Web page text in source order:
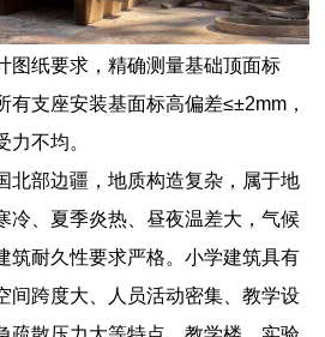
图纸要求，精确测量基础顶面标
有支座安装基面标高偏差≤±2mm，
力不均。
北部边疆，地质构造复杂，属于地
冷、夏季炎热、昼夜温差大，气候
筑耐久性要求严格。小学建筑具有
间跨度大、人员活动密集、教学设